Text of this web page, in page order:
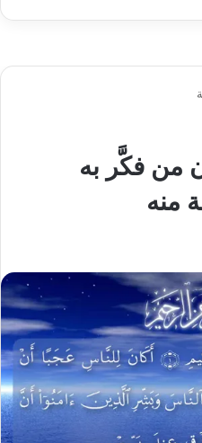
قطعة اللحم فتلتهمها وهي لا
إلا صورها تغريه وتستهويه
وإن شئت فقل: لو أنه أقبل
من نور الله لكشف هذا النور
يرى الدنيا الدنية وما يحيط
ولا يعود يلهيه التكاثر فيها
Play